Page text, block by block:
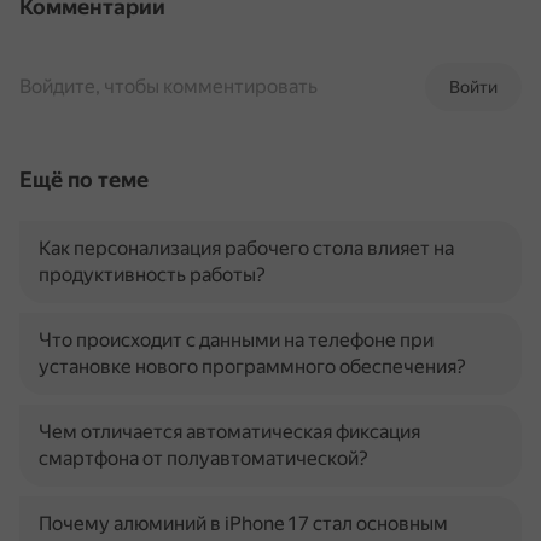
Комментарии
Войти
Войдите, чтобы комментировать
Ещё по теме
Как персонализация рабочего стола влияет на
продуктивность работы?
Что происходит с данными на телефоне при
установке нового программного обеспечения?
Чем отличается автоматическая фиксация
смартфона от полуавтоматической?
Почему алюминий в iPhone 17 стал основным